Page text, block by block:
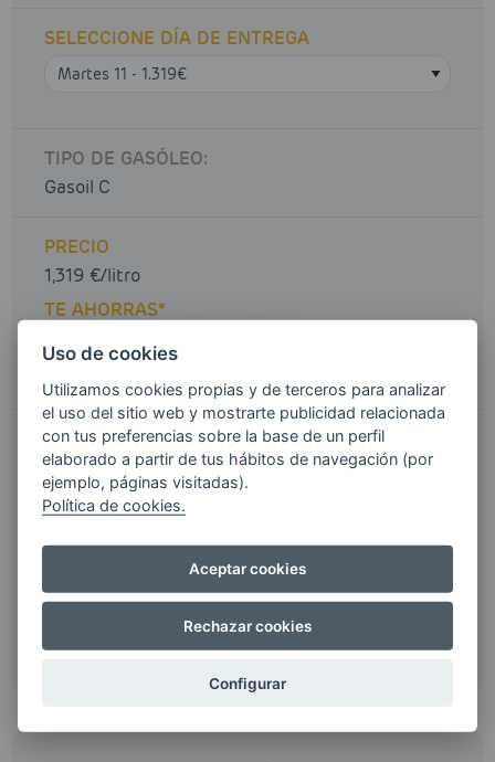
SELECCIONE DÍA DE ENTREGA
TIPO DE GASÓLEO:
Gasoil C
PRECIO
1,319 €/litro
TE AHORRAS*
TOTAL 1.319,00€
Gastos de envío e IVA incluidos
> ¿Tienes un cupón de descuento?
*Ahorro calculado basándonos en el precio medio de
otros proveedores en Soria (1.576€/l)
Uso de cookies
Utilizamos cookies propias y de terceros para analizar
el uso del sitio web y mostrarte publicidad relacionada
con tus preferencias sobre la base de un perfil
elaborado a partir de tus hábitos de navegación (por
ejemplo, páginas visitadas).
Política de cookies.
Aceptar cookies
Rechazar cookies
Configurar